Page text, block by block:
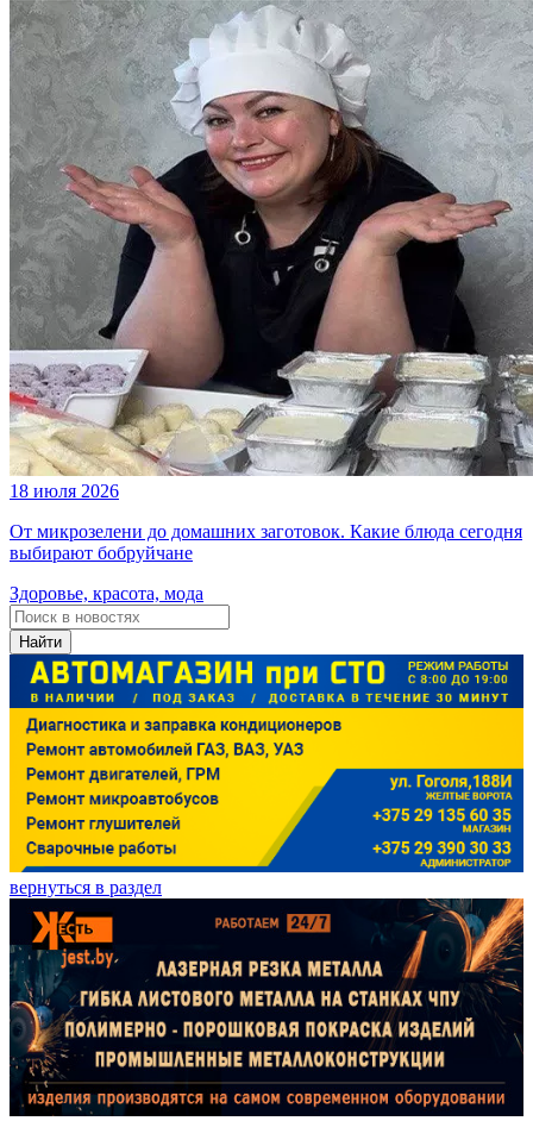
18 июля 2026
От микрозелени до домашних заготовок. Какие блюда сегодня
выбирают бобруйчане
Здоровье, красота, мода
Найти
вернуться в раздел